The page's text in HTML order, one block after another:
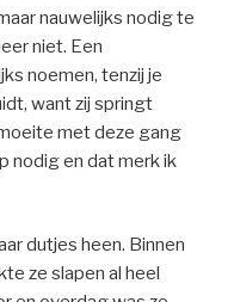
nauwelijks nodig te
niet. Een
noemen, tenzij je
want zij springt
met deze gang
nodig en dat merk ik
dutjes heen. Binnen
ze slapen al heel